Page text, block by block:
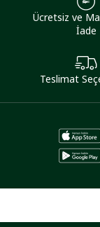
Ücretsiz ve
İade
Teslimat